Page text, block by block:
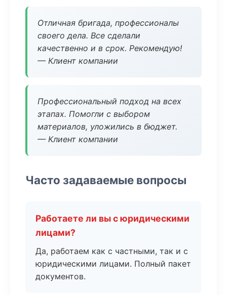
Отличная бригада, профессионалы
своего дела. Все сделали
качественно и в срок. Рекомендую!
— Клиент компании
Профессиональный подход на всех
этапах. Помогли с выбором
материалов, уложились в бюджет.
— Клиент компании
Часто задаваемые вопросы
Работаете ли вы с юридическими
лицами?
Да, работаем как с частными, так и с
юридическими лицами. Полный пакет
документов.